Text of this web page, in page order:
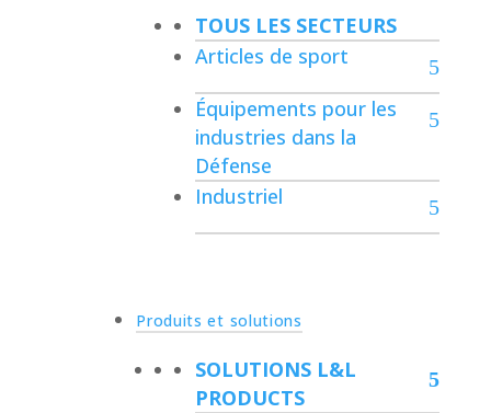
TOUS LES SECTEURS
Articles de sport
Équipements pour les
industries dans la
Défense
Industriel
Produits et solutions
SOLUTIONS L&L
PRODUCTS